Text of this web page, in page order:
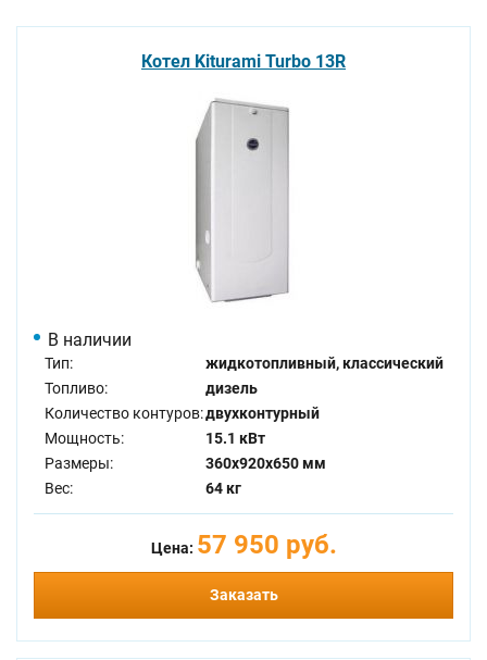
Котел Kiturami Turbo 13R
В наличии
Тип:
жидкотопливный, классический
Топливо:
дизель
Количество контуров:двухконтурный
Мощность:
15.1 кВт
Размеры:
360x920x650 мм
Вес:
64 кг
Цена: 57 950 руб.
Заказать